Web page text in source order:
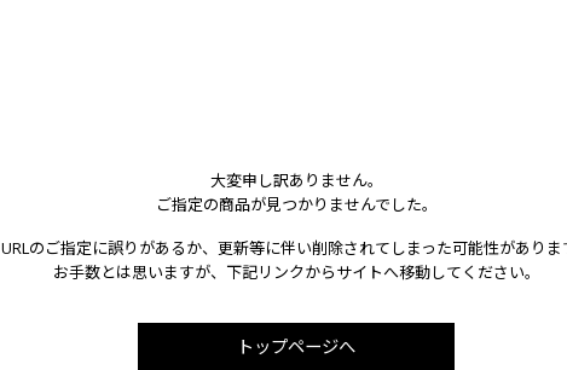
大変申し訳ありません。
ご指定の商品が見つかりませんでした。
URLのご指定に誤りがあるか、更新等に伴い削除されてしまった可能性がありま
お手数とは思いますが、下記リンクからサイトへ移動してください。
トップページへ